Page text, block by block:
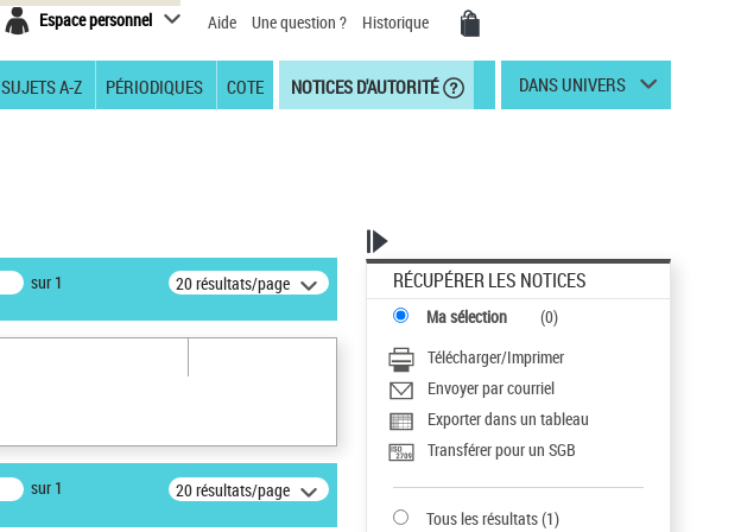
Espace personnel Aide Une question ? Historique
SUJETS A-Z PÉRIODIQUES COTE NOTICES D'AUTORITÉ DANS UNIVERS
sur 1 20 résultats/page
sur 1 20 résultats/page
RÉCUPÉRER LES NOTICES
Ma sélection (0)
Télécharger/Imprimer
Envoyer par courriel
Exporter dans un tableau
Transférer pour un SGB
Tous les résultats(1)